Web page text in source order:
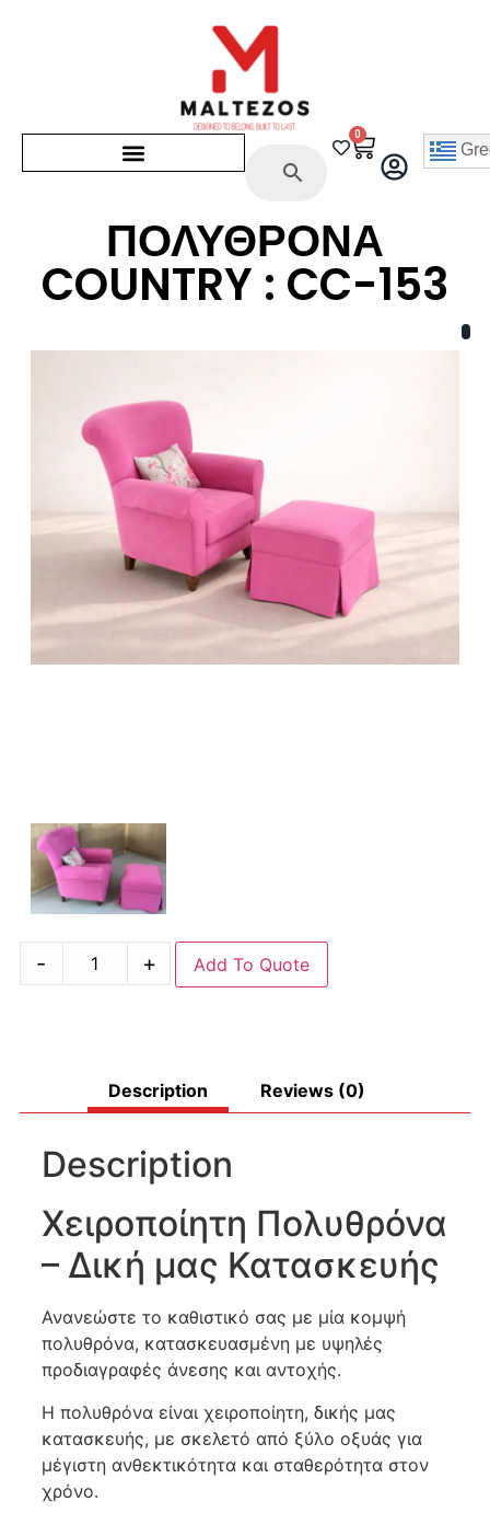
0
ΠΟΛΥΘΡΟΝΑ
COUNTRY : CC-153
- + Add To Quote
Description Reviews (0)
Description
Χειροποίητη Πολυθρόνα
– Δική μας Κατασκευής
Ανανεώστε το καθιστικό σας με μία κομψή
πολυθρόνα, κατασκευασμένη με υψηλές
προδιαγραφές άνεσης και αντοχής.
Η πολυθρόνα είναι χειροποίητη, δικής μας
κατασκευής, με σκελετό από ξύλο οξυάς για
μέγιστη ανθεκτικότητα και σταθερότητα στον
χρόνο.